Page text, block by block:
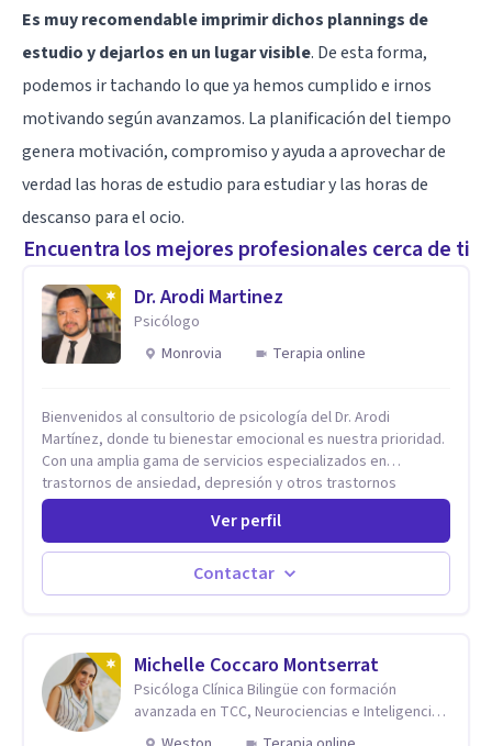
Es muy recomendable imprimir dichos plannings de
estudio y dejarlos en un lugar visible. De esta forma,
podemos ir tachando lo que ya hemos cumplido e irnos
motivando según avanzamos. La planificación del tiempo
genera motivación, compromiso y ayuda a aprovechar de
verdad las horas de estudio para estudiar y las horas de
descanso para el ocio.
Encuentra los mejores profesionales cerca de ti
Dr. Arodi Martinez
Psicólogo
Monrovia
Terapia online
Bienvenidos al consultorio de psicología del Dr. Arodi
Martínez, donde tu bienestar emocional es nuestra prioridad.
Con una amplia gama de servicios especializados en
trastornos de ansiedad, depresión y otros trastornos
emocionales, estamos dedicados a ofrecerte el mejor
tratamiento para mejorar tu salud mental. En nuestro
consultorio, ofrecemos una variedad de terapias y
tratamientos diseñados para satisfacer tus necesidades
específicas: Terapia para Trastornos de Ansiedad y
para ayudarte a recuperar tu bienestar emocional. Terapia
Individual, de Pareja y Familiar: Trabajamos contigo y tus
seres queridos para fortalecer las relaciones y mejorar la
dinámica familiar. Evaluaciones Psicológicas y Terapias
Ver perfil
Contactar
Michelle Coccaro Montserrat
Psicóloga Clínica Bilingüe con formación
avanzada en TCC, Neurociencias e Inteligencia
Emocional.